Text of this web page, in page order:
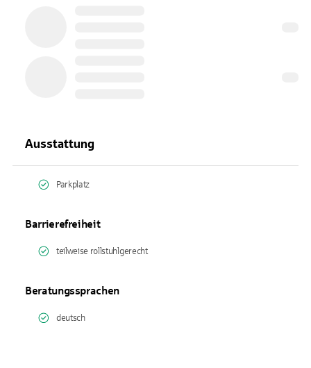
Ausstattung
Parkplatz
Barrierefreiheit
teilweise rollstuhlgerecht
Beratungssprachen
deutsch